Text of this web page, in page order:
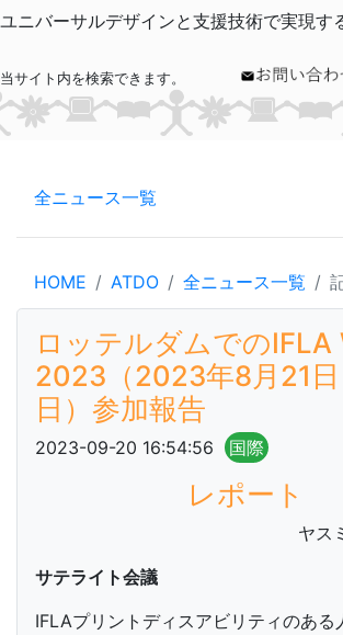
ユニバーサルデザインと支援技術で実現す
当サイト内を検索できます。
全ニュース一覧
HOME ATDO 全ニュース一覧
ロッテルダムでのIFLA
2023（2023年8月21
日）参加報告
2023-09-20 16:54:56 国際
レポート
ヤス
サテライト会議
IFLAプリントディスアビリティのある